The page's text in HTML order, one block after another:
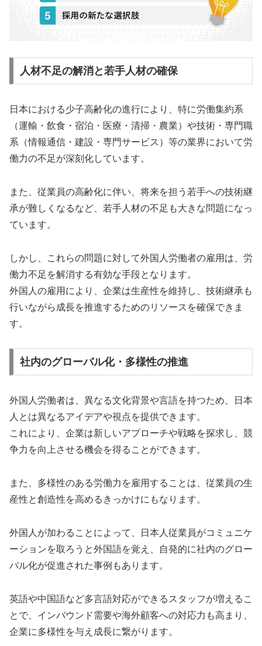
人材不足の解消と若手人材の確保
日本における少子高齢化の進行により、特に労働集約系
（運輸・飲食・宿泊・医療・清掃・農業）や技術・専門職
系（情報通信・建設・専門サービス）等の業界において労
働力の不足が深刻化しています。
また、従業員の高齢化に伴い、将来を担う若手への技術継
承が難しくなるなど、若手人材の不足も大きな問題になっ
ています。
しかし、これらの問題に対して外国人労働者の雇用は、労
働力不足を解消する有効な手段となります。
外国人の雇用により、企業は生産性を維持し、技術継承も
行いながら成長を推進するためのリソースを確保できま
す。
社内のグローバル化・多様性の推進
外国人労働者は、異なる文化背景や言語を持つため、日本
人とは異なるアイデアや視点を提供できます。
これにより、企業は新しいアプローチや戦略を探求し、競
争力を向上させる機会を得ることができます。
また、多様性のある労働力を雇用することは、従業員の生
産性と創造性を高めるきっかけにもなります。
外国人が加わることによって、日本人従業員がコミュニケ
ーションを取ろうと外国語を覚え、自発的に社内のグロー
バル化が促進された事例もあります。
英語や中国語など多言語対応ができるスタッフが増えるこ
とで、インバウンド需要や海外顧客への対応力も高まり、
企業に多様性を与え成長に繋がります。